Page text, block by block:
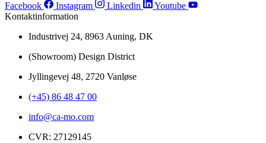
Facebook Instagram Linkedin
Youtube
Kontaktinformation
Industrivej 24, 8963 Auning, DK
(Showroom) Design District
Jyllingevej 48, 2720 Vanløse
(+45) 86 48 47 00
info@ca-mo.com
CVR: 27129145